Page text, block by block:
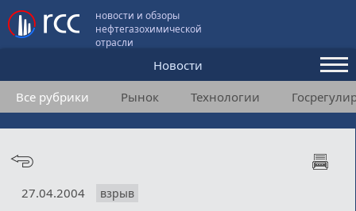
новости и обзоры
нефтегазохимической
отрасли
Новости
Аналитика и мнения
Конференции
Все рубрики Рынок Технологии
27.04.2004 взрыв